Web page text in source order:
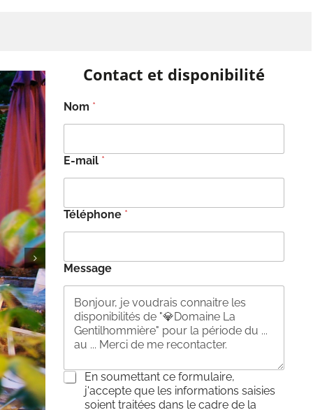
Contact et disponibilité
Nom *
E-mail *
Téléphone *
Message
C
En soumettant ce formulaire,
j'accepte que les informations saisies
soient traitées dans le cadre de la